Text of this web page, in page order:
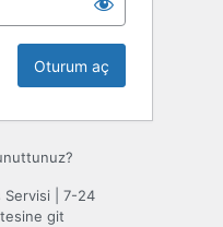
Servisi | 7-24
git